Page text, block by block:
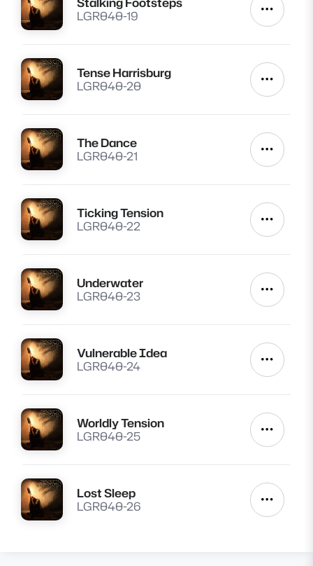
Lire
LGR040-19
Autres
Lire
Tense Harrisburg
LGR040-20
Autres
Lire
The Dance
LGR040-21
Autres
Lire
Ticking Tension
LGR040-22
Autres
Lire
Underwater
LGR040-23
Autres
Lire
Vulnerable Idea
LGR040-24
Autres
Lire
Worldly Tension
LGR040-25
Autres
Lire
Lost Sleep
LGR040-26
Autres